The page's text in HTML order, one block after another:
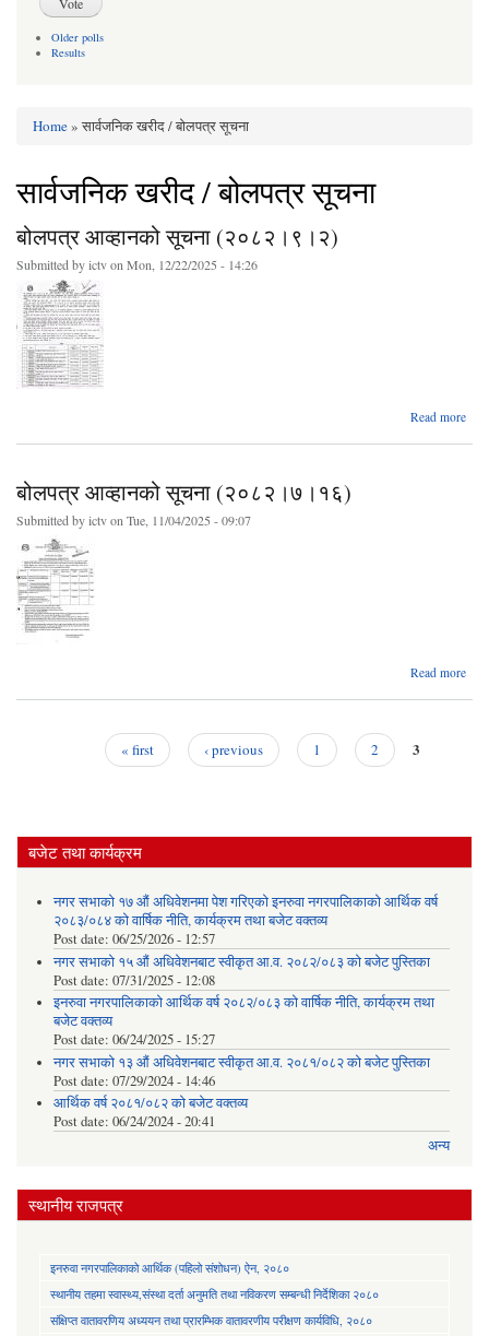
Older polls
Results
Home» सार्वजनिक खरीद / बोलपत्र सूचना
सार्वजनिक खरीद / बोलपत्र सूचना
बोलपत्र आव्हानको सूचना (२०८२।९।२)
Submitted byictvon Mon, 12/22/2025 - 14:26
Read more
बोलपत्र आव्हानको सूचना (२०८२।७।१६)
Submitted byictvon Tue, 11/04/2025 - 09:07
Read more
« first ‹ previous 1 2 3
बजेट तथा कार्यक्रम
नगर सभाको १७ औं अधिवेशनमा पेश गरिएको इनरुवा नगरपालिकाको आर्थिक वर्ष
२०८३/०८४ को वार्षिक नीति, कार्यक्रम तथा बजेट वक्तव्य
Post date: 06/25/2026 - 12:57
नगर सभाको १५ औं अधिवेशनबाट स्वीकृत आ.व. २०८२/०८३ को बजेट पुस्तिका
Post date: 07/31/2025 - 12:08
इनरुवा नगरपालिकाको आर्थिक वर्ष २०८२/०८३ को वार्षिक नीति, कार्यक्रम तथा
बजेट वक्तव्य
Post date: 06/24/2025 - 15:27
नगर सभाको १३ औं अधिवेशनबाट स्वीकृत आ.व. २०८१/०८२ को बजेट पुस्तिका
Post date: 07/29/2024 - 14:46
आर्थिक वर्ष २०८१/०८२ को बजेट वक्तव्य
Post date: 06/24/2024 - 20:41
अन्य
स्थानीय राजपत्र
इनरुवा नगरपालिकाको आर्थिक (पहिलो संशोधन) ऐन, २०८०
स्थानीय तहमा स्वास्थ्य,संस्था दर्ता अनुमति तथा नविकरण सम्बन्धी निर्देशिका २०८०
संक्षिप्त वातावरणिय अध्ययन तथा प्रारम्भिक वातावरणीय परीक्षण कार्यविधि, २०८०